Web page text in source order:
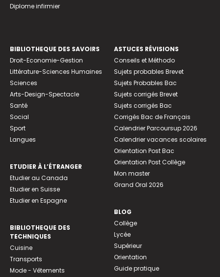
Diplome infirmier
BIBLIOTHEQUE DES SAVOIRS
Droit-Economie-Gestion
Littérature-Sciences Humaines
Sciences
Arts-Design-Spectacle
Santé
Social
Sport
Langues
ETUDIER À L’ÉTRANGER
Etudier au Canada
Etudier en Suisse
Etudier en Espagne
BIBLIOTHEQUE DES
TECHNIQUES
Cuisine
Transports
Mode - Vêtements
ASTUCES RÉVISIONS
Conseils et Méthodo
Sujets probables Brevet
Sujets Probables Bac
Sujets corrigés Brevet
Sujets corrigés Bac
Corrigés Bac de Français
Calendrier Parcoursup 2026
Calendrier vacances scolaires
Orientation Post Bac
Orientation Post Collège
Mon master
Grand Oral 2026
BLOG
Collège
Lycée
Supérieur
Orientation
Guide pratique